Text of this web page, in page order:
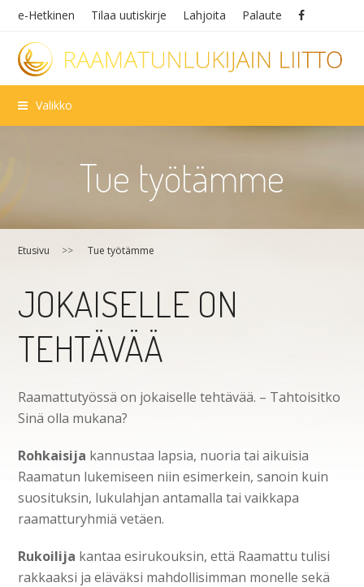
e-Hetkinen Tilaa uutiskirje Lahjoita Palaute
Valikko
Tue työtämme
Etusivu >> Tue työtämme
JOKAISELLE ON
TEHTÄVÄÄ
Raamattutyössä on jokaiselle tehtävää. – Tahtoisitko
Sinä olla mukana?
Rohkaisija kannustaa lapsia, nuoria tai aikuisia
Raamatun lukemiseen niin esimerkein, sanoin kuin
suosituksin, lukulahjan antamalla tai vaikkapa
raamatturyhmiä vetäen.
Rukoilija kantaa esirukouksin, että Raamattu tulisi
rakkaaksi ja eläväksi mahdollisimman monelle sekä